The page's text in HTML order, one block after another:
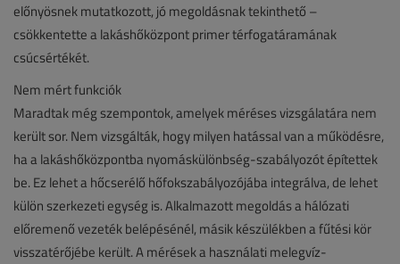
előnyösnek mutatkozott, jó megoldásnak tekinthető –
csökkentette a lakáshőközpont primer térfogatáramának
csúcsértékét.
Nem mért funkciók
Maradtak még szempontok, amelyek méréses vizsgálatára nem
került sor. Nem vizsgálták, hogy milyen hatással van a működésre,
ha a lakáshőközpontba nyomáskülönbség-szabályozót építettek
be. Ez lehet a hőcserélő hőfokszabályozójába integrálva, de lehet
külön szerkezeti egység is. Alkalmazott megoldás a hálózati
előremenő vezeték belépésénél, másik készülékben a fűtési kör
visszatérőjébe került. A mérések a használati melegvíz-